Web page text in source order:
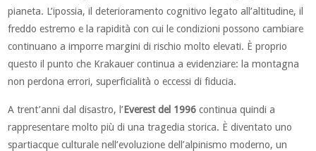
pianeta. L’ipossia, il deterioramento cognitivo legato all’altitudine, il
freddo estremo e la rapidità con cui le condizioni possono cambiare
continuano a imporre margini di rischio molto elevati. È proprio
questo il punto che Krakauer continua a evidenziare: la montagna
non perdona errori, superficialità o eccessi di fiducia.
A trent’anni dal disastro, l’Everest del 1996 continua quindi a
rappresentare molto più di una tragedia storica. È diventato uno
spartiacque culturale nell’evoluzione dell’alpinismo moderno, un